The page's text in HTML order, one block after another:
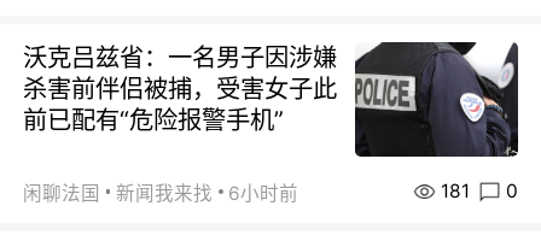
沃克吕兹省：一名男子因涉嫌
杀害前伴侣被捕，受害女子此
前已配有“危险报警手机”
闲聊法国 新闻我来找 6小时前 181 0